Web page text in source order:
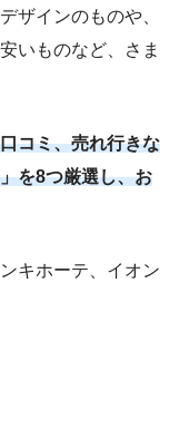
ザインのものや、
いものなど、さま
コミ、売れ行きな
を8つ厳選し、お
キホーテ、イオン